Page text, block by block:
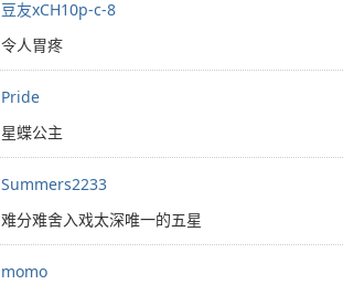
豆友xCH10p-c-8
令人胃疼
Pride
星蝶公主
Summers2233
难分难舍入戏太深唯一的五星
momo